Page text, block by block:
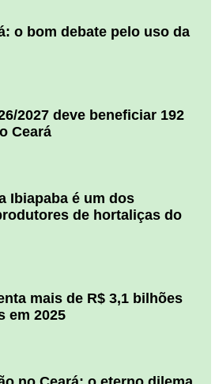
o bom debate pelo uso da
2027 deve beneficiar 192
Ceará
Ibiapaba é um dos
de hortaliças do
mais de R$ 3,1 bilhões
em 2025